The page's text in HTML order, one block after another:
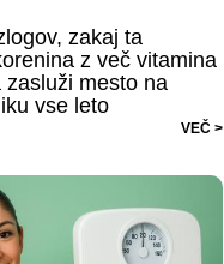
zakaj ta
z več vitamina
zasluži mesto na
vse leto
VEČ >